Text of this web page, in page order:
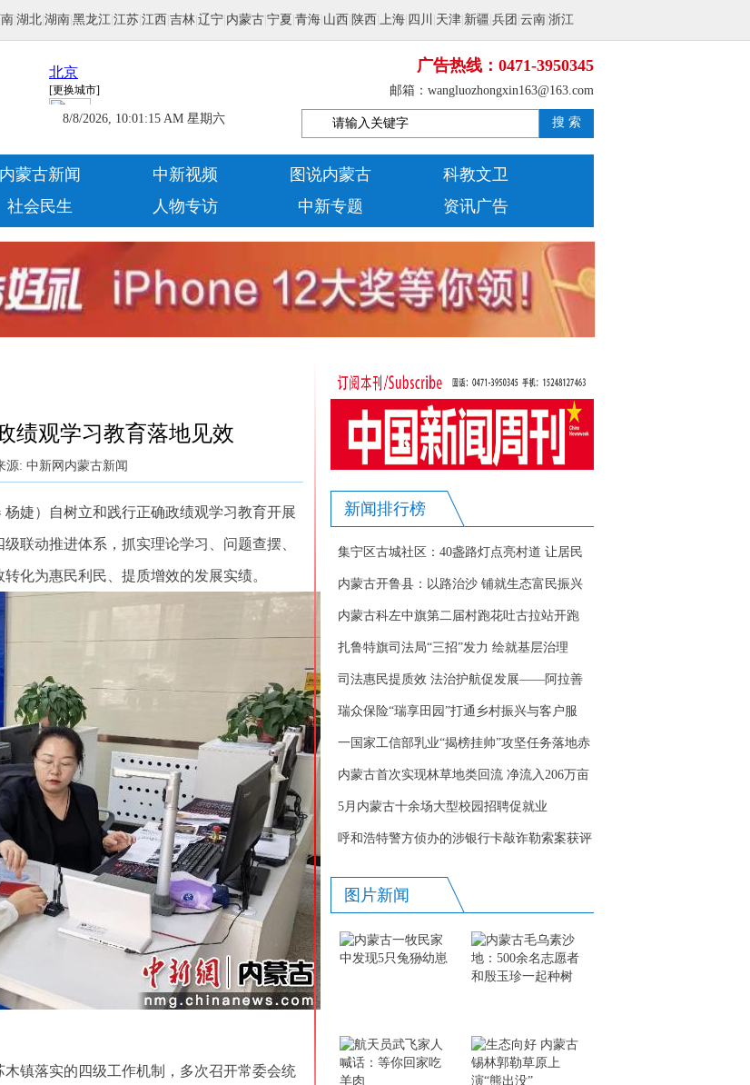
湖北 湖南 黑龙江 江苏 江西 吉林 辽宁 内蒙古 宁夏 青海 山西 陕西 上海 四川 天津 新疆 兵团 云南 浙江
8/8/2026, 10:01:16 AM 星期六
广告热线：0471-3950345
邮箱：wangluozhongxin163@163.com
搜 索
内蒙古新闻 中新视频 图说内蒙古
科教文卫
社会民生 人物专访 中新专题 资讯广告
绩观学习教育落地见效
源: 中新网内蒙古新闻
）自树立和践行正确政绩观学习教育开展
联动推进体系，抓实理论学习、问题查摆、
化为惠民利民、提质增效的发展实绩。
镇落实的四级工作机制，多次召开常委会统
新闻排行榜
集宁区古城社区：40盏路灯点亮村道 让居民
夜间出行更安心
内蒙古开鲁县：以路治沙 铺就生态富民振兴
路
内蒙古科左中旗第二届村跑花吐古拉站开跑
扎鲁特旗司法局“三招”发力 绘就基层治理
新“枫”景
司法惠民提质效 法治护航促发展——阿拉善
盟公共法律服务工作成效显著
瑞众保险“瑞享田园”打通乡村振兴与客户服
务“最后一公里”
一国家工信部乳业“揭榜挂帅”攻坚任务落地赤
峰
内蒙古首次实现林草地类回流 净流入206万亩
5月内蒙古十余场大型校园招聘促就业
呼和浩特警方侦办的涉银行卡敲诈勒索案获评
图片新闻